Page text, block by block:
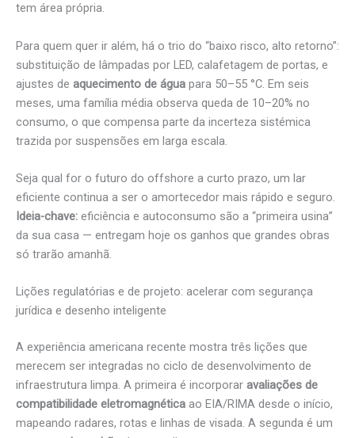
tem área própria.
Para quem quer ir além, há o trio do “baixo risco, alto retorno”:
substituição de lâmpadas por LED, calafetagem de portas, e
ajustes de aquecimento de água para 50–55 °C. Em seis
meses, uma família média observa queda de 10–20% no
consumo, o que compensa parte da incerteza sistémica
trazida por suspensões em larga escala.
Seja qual for o futuro do offshore a curto prazo, um lar
eficiente continua a ser o amortecedor mais rápido e seguro.
Ideia-chave: eficiência e autoconsumo são a “primeira usina”
da sua casa — entregam hoje os ganhos que grandes obras
só trarão amanhã.
Lições regulatórias e de projeto: acelerar com segurança
jurídica e desenho inteligente
A experiência americana recente mostra três lições que
merecem ser integradas no ciclo de desenvolvimento de
infraestrutura limpa. A primeira é incorporar avaliações de
compatibilidade eletromagnética ao EIA/RIMA desde o início,
mapeando radares, rotas e linhas de visada. A segunda é um